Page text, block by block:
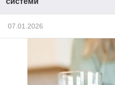
07.01.2026